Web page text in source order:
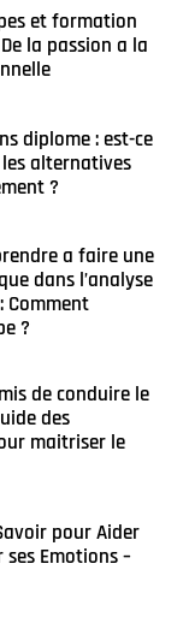
et formation
la passion a la
diplome : est-ce
alternatives
?
a faire une
dans l’analyse
Comment
?
de conduire le
des
maitriser le
pour Aider
Emotions –